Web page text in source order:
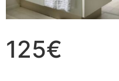
125€